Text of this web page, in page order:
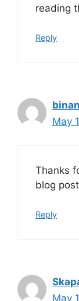
reading
Reply
May
Thanks
blog
Reply
May